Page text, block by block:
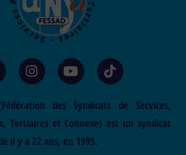
(Fédération des Syndicats de Services,
Tertiaires et Connexe) est un syndicat
il y a 22 ans, en 1999.